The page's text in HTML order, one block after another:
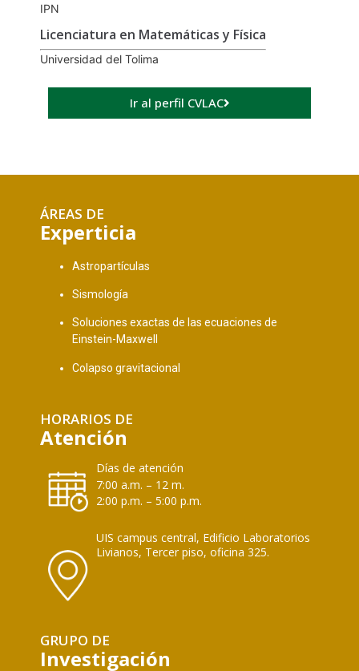
IPN
Licenciatura en Matemáticas y Física
Universidad del Tolima
Ir al perfil CVLAC
ÁREAS DE
Experticia
Astropartículas
Sismología
Soluciones exactas de las ecuaciones de
Einstein-Maxwell
Colapso gravitacional
HORARIOS DE
Atención
Días de atención
7:00 a.m. – 12 m.
2:00 p.m. – 5:00 p.m.
UIS campus central, Edificio Laboratorios
Livianos, Tercer piso, oficina 325.
GRUPO DE
Investigación